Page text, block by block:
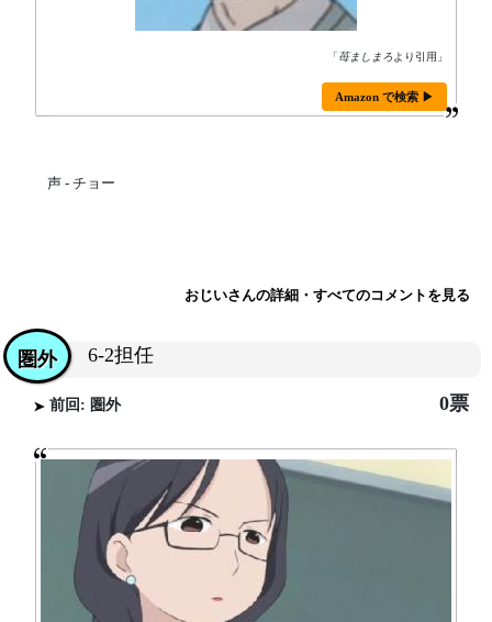
「苺ましまろ より引用」
Amazon で検索 ▶
声 - チョー
おじいさんの詳細・すべてのコメントを見る
6-2担任
圏外
前回: 圏外 0票